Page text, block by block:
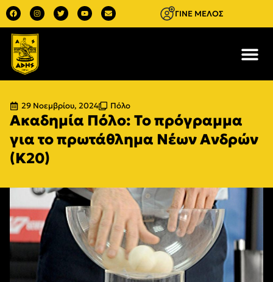
ΓΙΝΕ ΜΕΛΟΣ
29 Νοεμβρίου, 2024 Πόλο
Ακαδημία Πόλο: Το πρόγραμμα
για το πρωτάθλημα Νέων Ανδρών
(Κ20)